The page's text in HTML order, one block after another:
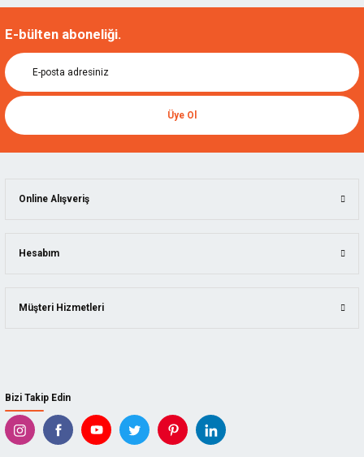
E-bülten aboneliği.
Üye Ol
Bizi Takip Edin
Online Alışveriş
Hesabım
Müşteri Hizmetleri